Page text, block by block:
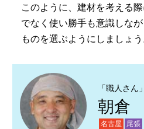
このように、建材を考える
でなく使い勝手も意識しな
ものを選ぶようにしましょう
「職人さ
朝倉
名古屋 尾張